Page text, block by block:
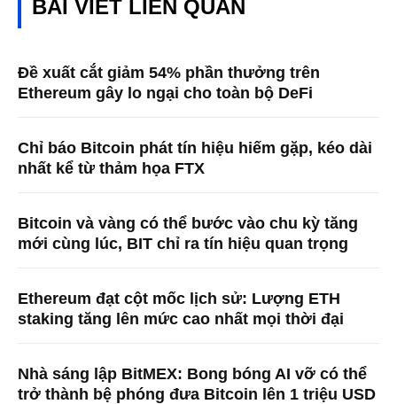
BÀI VIẾT LIÊN QUAN
Đề xuất cắt giảm 54% phần thưởng trên
Ethereum gây lo ngại cho toàn bộ DeFi
Chỉ báo Bitcoin phát tín hiệu hiếm gặp, kéo dài
nhất kể từ thảm họa FTX
Bitcoin và vàng có thể bước vào chu kỳ tăng
mới cùng lúc, BIT chỉ ra tín hiệu quan trọng
Ethereum đạt cột mốc lịch sử: Lượng ETH
staking tăng lên mức cao nhất mọi thời đại
Nhà sáng lập BitMEX: Bong bóng AI vỡ có thể
trở thành bệ phóng đưa Bitcoin lên 1 triệu USD